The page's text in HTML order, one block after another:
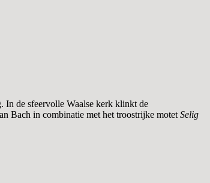
In de sfeervolle Waalse kerk klinkt de
Bach in combinatie met het troostrijke motet Selig